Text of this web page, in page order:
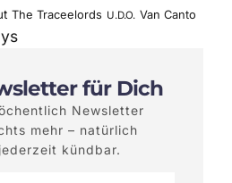
The Traceelords U.D.O. Van Canto
für Dich
Newsletter
mehr – natürlich
kündbar.